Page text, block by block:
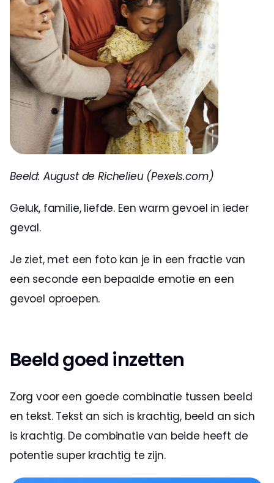
Beeld: August de Richelieu (Pexels.com)
Geluk, familie, liefde. Een warm gevoel in ieder
geval.
Je ziet, met een foto kan je in een fractie van
een seconde een bepaalde emotie en een
gevoel oproepen.
Beeld goed inzetten
Zorg voor een goede combinatie tussen beeld
en tekst. Tekst an sich is krachtig, beeld an sich
is krachtig. De combinatie van beide heeft de
potentie super krachtig te zijn.